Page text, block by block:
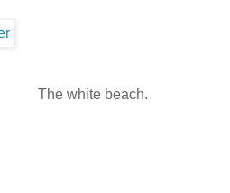
The white beach.